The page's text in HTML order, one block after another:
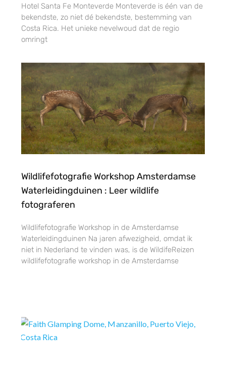
Hotel Santa Fe Monteverde Monteverde is één van de
bekendste, zo niet dé bekendste, bestemming van
Costa Rica. Het unieke nevelwoud dat de regio
omringt
Wildlifefotografie Workshop Amsterdamse
Waterleidingduinen : Leer wildlife
fotograferen
Wildlifefotografie Workshop in de Amsterdamse
Waterleidingduinen Na jaren afwezigheid, omdat ik
niet in Nederland te vinden was, is de WildifeReizen
wildlifefotografie workshop in de Amsterdamse